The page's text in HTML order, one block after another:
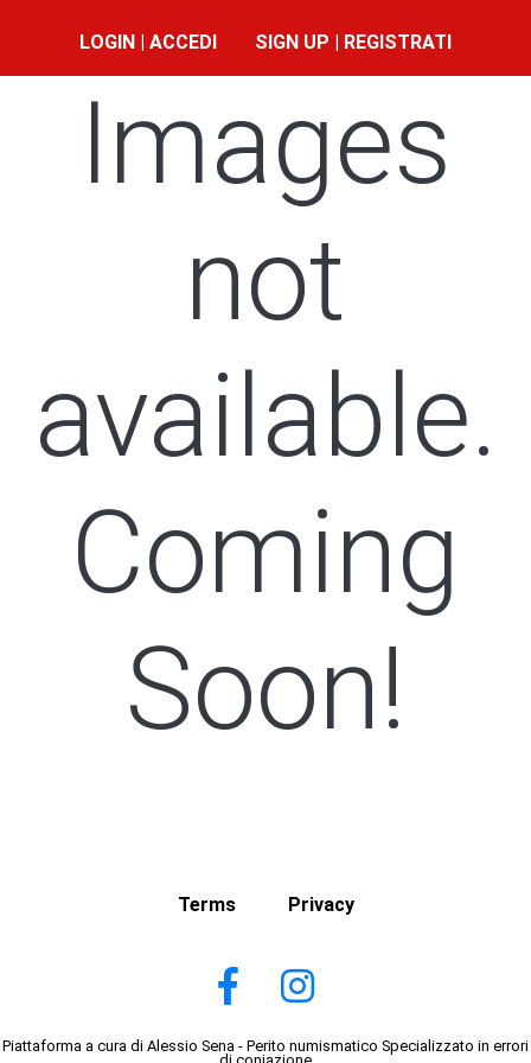
LOGIN | ACCEDI SIGN UP | REGISTRATI
Images
not
available.
Coming
Soon!
Terms Privacy
Piattaforma a cura di Alessio Sena - Perito numismatico Specializzato in errori